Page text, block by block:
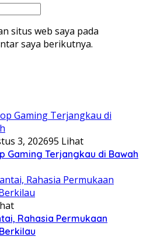
situs web saya pada
saya berikutnya.
3, 202695 Lihat
Gaming Terjangkau di Bawah
Rahasia Permukaan